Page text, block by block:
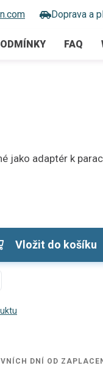
Doprava a
FAQ
jako adaptér k
Vložit do košíku
DNÍ OD